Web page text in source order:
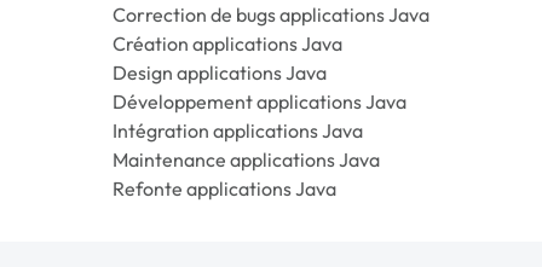
Correction de bugs applications Java
Création applications Java
Design applications Java
Développement applications Java
Intégration applications Java
Maintenance applications Java
Refonte applications Java